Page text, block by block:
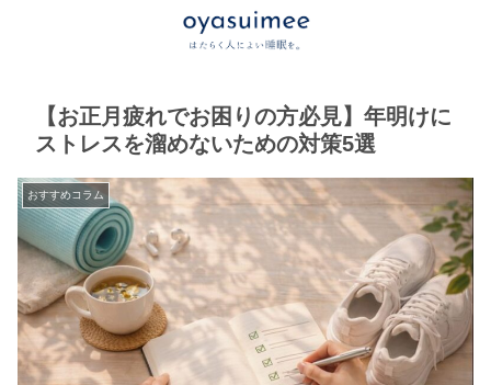
【お正月疲れでお困りの方必見】年明けに
ストレスを溜めないための対策5選
おすすめコラム